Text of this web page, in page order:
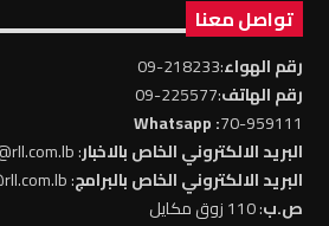
تواصل معنا
رقم الهواء:218233-09
رقم الهاتف:225577-09
70-959111
: Whatsapp
البريد الالكتروني الخاص بالاخبار: news@rll.com.lb
البريد الالكتروني الخاص بالبرامج: info@rll.com.lb
ص.ب: 110 زوق مكايل